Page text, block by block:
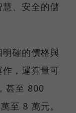
、安全的儲
確的價格與
，運算量可
甚至 800
至 8 萬元。